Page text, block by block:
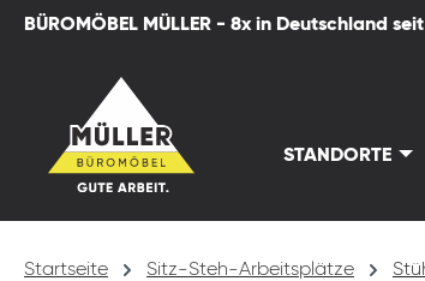
Zur Hauptnavigation springen
BÜROMÖBEL MÜLLER - 8x in Deutschland
STANDORTE
Startseite Sitz-Steh-Arbeitsplätze